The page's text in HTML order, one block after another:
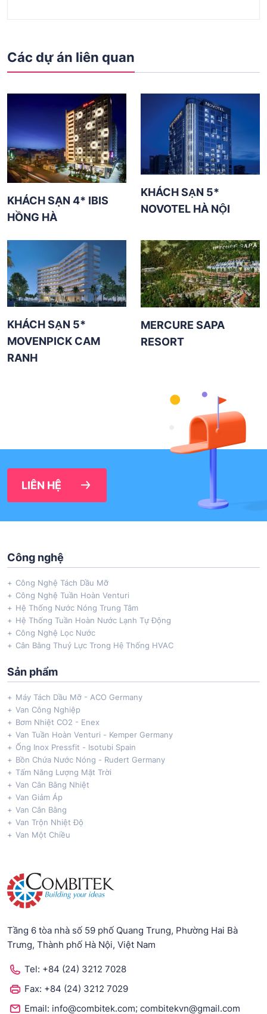
Các dự án liên quan
KHÁCH SẠN 4* IBIS
HỒNG HÀ
KHÁCH SẠN 5*
NOVOTEL HÀ NỘI
KHÁCH SẠN 5*
MOVENPICK CAM
RANH
MERCURE SAPA
RESORT
LIÊN HỆ
Công nghệ
Công Nghệ Tách Dầu Mỡ
Công Nghệ Tuần Hoàn Venturi
Hệ Thống Nước Nóng Trung Tâm
Hệ Thống Tuần Hoàn Nước Lạnh Tự Động
Công Nghệ Lọc Nước
Cân Bằng Thuỷ Lực Trong Hệ Thống HVAC
Sản phẩm
Máy Tách Dầu Mỡ - ACO Germany
Van Công Nghiệp
Bơm Nhiệt CO2 - Enex
Van Tuần Hoàn Venturi - Kemper Germany
Ống Inox Pressfit - Isotubi Spain
Bồn Chứa Nước Nóng - Rudert Germany
Tấm Năng Lượng Mặt Trời
Van Cân Bằng Nhiệt
Van Giảm Áp
Van Cân Bằng
Van Trộn Nhiệt Độ
Van Một Chiều
Tầng 6 tòa nhà số 59 phố Quang Trung, Phường Hai Bà
Trưng, Thành phố Hà Nội, Việt Nam
Tel: +84 (24) 3212 7028
Fax: +84 (24) 3212 7029
Email: info@combitek.com; combitekvn@gmail.com